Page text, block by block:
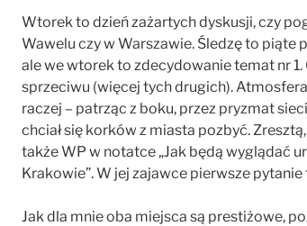
Wtorek to dzień zażartych dyskusji, czy
Wawelu czy w Warszawie. Śledzę to piąte
ale we wtorek to zdecydowanie temat nr
sprzeciwu (więcej tych drugich).
raczej – patrząc z boku, przez pryzmat
chciał się korków z miasta pozbyć.
także WP w notatce „Jak będą wyglądać
Krakowie”. W jej zajawce pierwsze pytanie
Jak dla mnie oba miejsca są prestiżowe,